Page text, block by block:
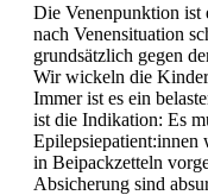
Die Venenpunktion ist
nach Venensituation
grundsätzlich gegen
Wir wickeln die
Immer ist es ein
ist die Indikation: Es
in Beipackzetteln
Absicherung sind